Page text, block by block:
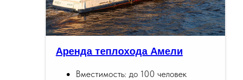
Аренда теплохода Амели
Вместимость: до 100 человек